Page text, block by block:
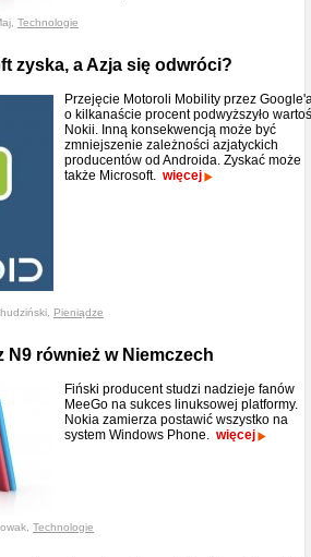
Technologie
zyska, a Azja się odwróci?
Przejęcie Motoroli Mobility przez
o kilkanaście procent podwyższyło
Nokii. Inną konsekwencją może być
zmniejszenie zależności azjatyckich
producentów od Androida. Zyskać może
także Microsoft. więcej
Pieniądze
N9 również w Niemczech
Fiński producent studzi nadzieje fanów
MeeGo na sukces linuksowej platformy.
Nokia zamierza postawić wszystko na
system Windows Phone. więcej
Technologie